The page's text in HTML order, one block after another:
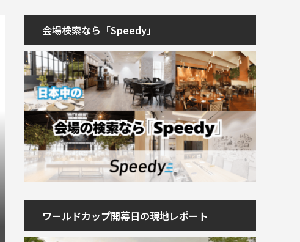
会場検索なら「Speedy」
ワールドカップ開幕日の現地レポート